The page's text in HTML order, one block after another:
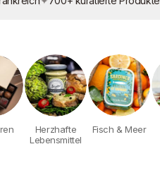
Herzhafte
Lebensmittel
Fisch & Meer